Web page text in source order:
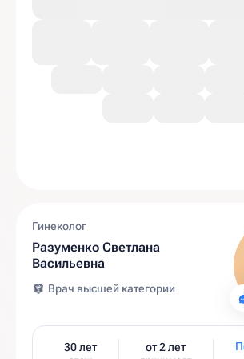
Гинеколог
Разуменко Светлана
Васильевна
Врач высшей категории
30 лет от 2 лет